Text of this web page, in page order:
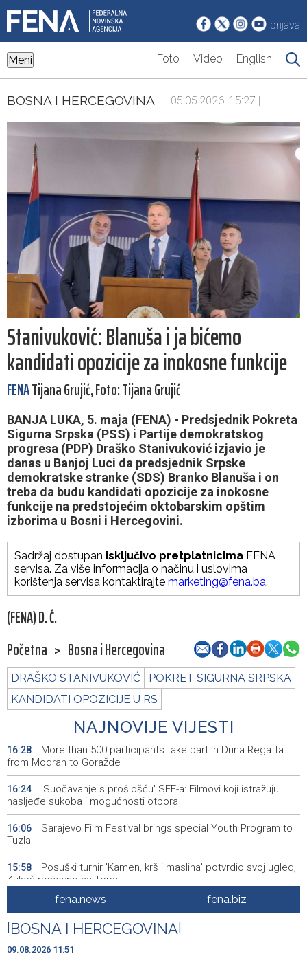
prijava
Meni Foto Video English
BOSNA I HERCEGOVINA | 05.05.2026. 15:27 |
Stanivuković: Blanuša i ja bićemo
kandidati opozicije za inokosne funkcije
FENATijana Grujić, Foto: Tijana Grujić
BANJA LUKA, 5. maja (FENA) - Predsjednik Pokreta
Sigurna Srpska (PSS) i Partije demokratskog
progresa (PDP) Draško Stanivuković izjavio je
danas u Banjoj Luci da predsjednik Srpske
demokratske stranke (SDS) Branko Blanuša i on
treba da budu kandidati opozicije za inokosne
funkcije na predstojećim oktobarskim opštim
izborima u Bosni i Hercegovini.
Sadržaj dostupan isključivo pretplatnicima FENA
servisa. Za više informacija o načinu i uslovima
korištenja servisa kontaktirajte marketing@fena.ba.
(FENA) D. Ć.
Početna > Bosna i Hercegovina
DRAŠKO STANIVUKOVIĆ
POKRET SIGURNA SRPSKA
KANDIDATI OPOZICIJE U RS
NAJNOVIJE VIJESTI
16:28
More than 500 participants take part in Drina Regatta
from Modran to Goražde
16:24
'Suočavanje s prošlošću' SFF-a: Filmovi koji istražuju
nasljeđe sukoba i mogućnosti otpora
16:06
Sarajevo Film Festival brings special Youth Program to
Tuzla
15:58
Posuški turnir 'Kamen, krš i maslina' potvrdio svoj ugled,
Kukoč ponovno na Topali
Priopćenje za javnost HDZ 1990
14:53
Pentagon pozvao američke odbrambene firme da
ubrzaju proizvodnju oružja usred iscrpljenih zaliha
fena.news fena.biz
BOSNA I HERCEGOVINA
09.08.2026 11:51